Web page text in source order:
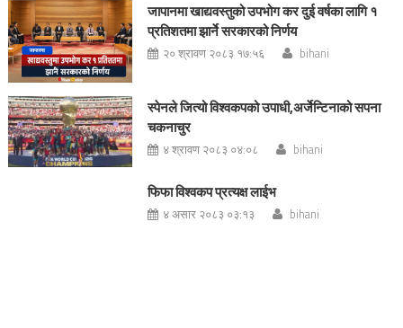
जापानमा खाद्यवस्तुको उपभोग कर दुई वर्षका लागि १
प्रतिशतमा झार्ने सरकारको निर्णय
२० श्रावण २०८३ १७:५६ bihani
स्पेनले जित्यो विश्वकपको उपाधी,अर्जेन्टिनाको सपना
चकनाचुर
४ श्रावण २०८३ ०४:०८ bihani
फिफा विश्वकप प्रत्यक्ष लाईभ
४ असार २०८३ ०३:१३ bihani